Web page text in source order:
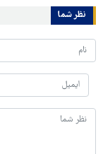
نظر شما